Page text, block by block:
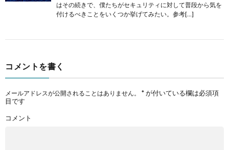
はその続きで、僕たちがセキュリティに対して普段から気を
付けるべきことをいくつか挙げてみたい。参考[…]
コメントを書く
メールアドレスが公開されることはありません。 *が付いている欄は必須項
目です
コメント